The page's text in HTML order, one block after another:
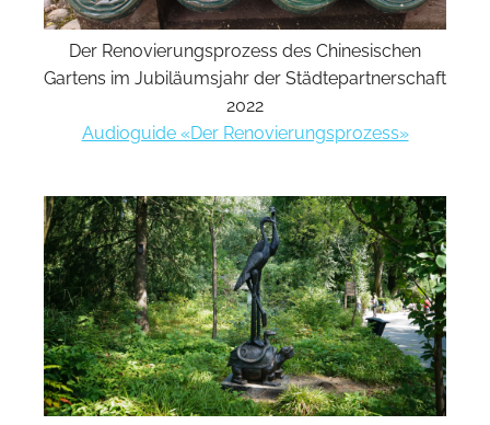
Der Renovierungsprozess des Chinesischen
Gartens im Jubiläumsjahr der Städtepartnerschaft
2022
Audioguide «Der Renovierungsprozess»